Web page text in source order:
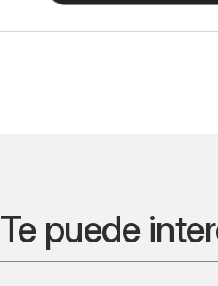
Te puede